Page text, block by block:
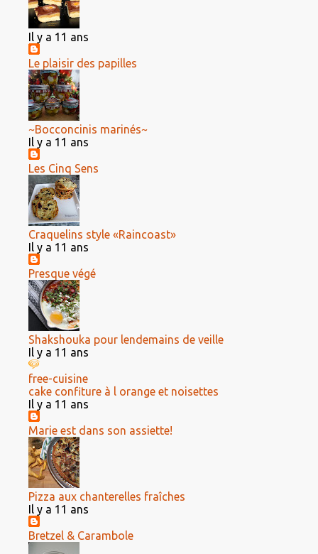
Il y a 11 ans
Le plaisir des papilles
~Bocconcinis marinés~
Il y a 11 ans
Les Cinq Sens
Craquelins style «Raincoast»
Il y a 11 ans
Presque végé
Shakshouka pour lendemains de veille
Il y a 11 ans
free-cuisine
cake confiture à l orange et noisettes
Il y a 11 ans
Marie est dans son assiette!
Pizza aux chanterelles fraîches
Il y a 11 ans
Bretzel & Carambole